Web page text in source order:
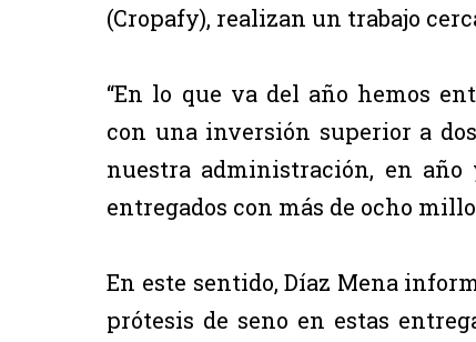
(Cropafy), realizan un trabajo
“En lo que va del año hemos
con una inversión superior a
nuestra administración, en año
entregados con más de ocho
En este sentido, Díaz Mena
prótesis de seno en estas